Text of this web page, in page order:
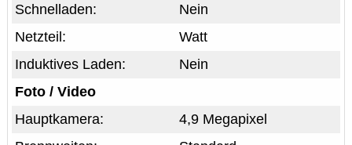
Nein
Schnelladen:
Watt
Netzteil:
Nein
Induktives Laden:
Foto / Video
4,9 Megapixel
Hauptkamera: